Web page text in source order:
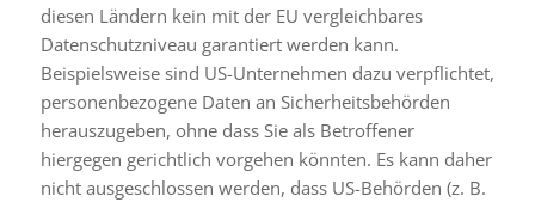
diesen Ländern kein mit der EU vergleichbares
Datenschutzniveau garantiert werden kann.
Beispielsweise sind US-Unternehmen dazu verpflichtet,
personenbezogene Daten an Sicherheitsbehörden
herauszugeben, ohne dass Sie als Betroffener
hiergegen gerichtlich vorgehen könnten. Es kann daher
nicht ausgeschlossen werden, dass US-Behörden (z. B.